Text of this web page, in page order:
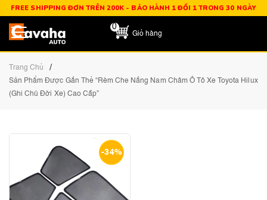
FREE SHIPPING ĐƠN TRÊN 200K - BẢO HÀNH 1 ĐỔI 1 TRONG 30 NGÀY
0
Giỏ hàng
Trang Chủ /
Sản Phẩm Được Gắn Thẻ “Rèm Che Nắng Nam Châm Ô Tô Xe Toyota Hilux
(ghi Chú Đời Xe) Cao Cấp”
-34%